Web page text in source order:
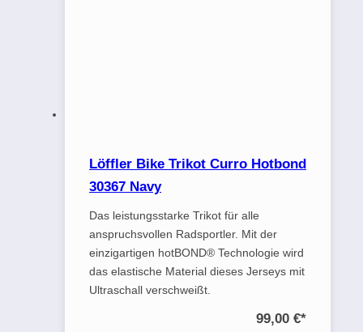
Löffler Bike Trikot Curro Hotbond
30367 Navy
Das leistungsstarke Trikot für alle
anspruchsvollen Radsportler. Mit der
einzigartigen hotBOND® Technologie wird
das elastische Material dieses Jerseys mit
Ultraschall verschweißt.
99,00 €*